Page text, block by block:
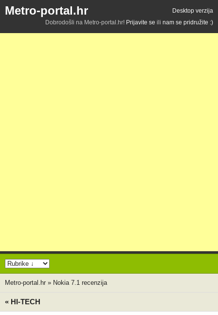
Metro-portal.hr
Desktop verzija
Dobrodošli na Metro-portal.hr! Prijavite se ili nam se pridružite :)
Metro-portal.hr » Nokia 7.1 recenzija
« HI-TECH